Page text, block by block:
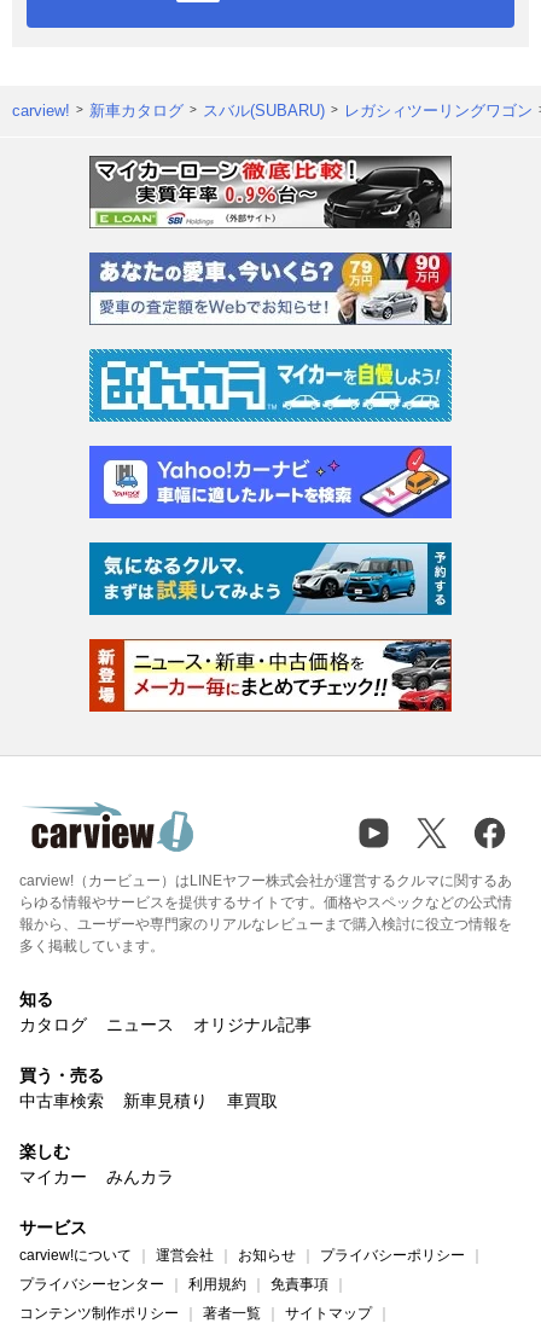
carview! 新車カタログ スバル(SUBARU) レガシィツーリングワゴン
carview!（カービュー）はLINEヤフー株式会社が運営するクルマに関するあ
らゆる情報やサービスを提供するサイトです。価格やスペックなどの公式情
報から、ユーザーや専門家のリアルなレビューまで購入検討に役立つ情報を
多く掲載しています。
知る
カタログ
ニュース オリジナル記事
買う・売る
中古車検索
新車見積り 車買取
楽しむ
マイカー
みんカラ
サービス
carview!について 運営会社 お知らせ
プライバシーポリシー
プライバシーセンター
利用規約
免責事項
コンテンツ制作ポリシー
著者一覧 サイトマップ